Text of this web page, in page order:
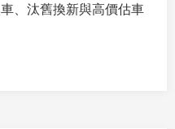
、汰舊換新與高價估車